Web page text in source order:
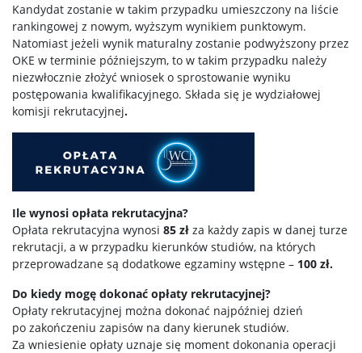
Kandydat zostanie w takim przypadku umieszczony na liście
rankingowej z nowym, wyższym wynikiem punktowym.
Natomiast jeżeli wynik maturalny zostanie podwyższony przez
OKE w terminie późniejszym, to w takim przypadku należy
niezwłocznie złożyć wniosek o sprostowanie wyniku
postępowania kwalifikacyjnego. Składa się je wydziałowej
komisji rekrutacyjnej.
Ile wynosi opłata rekrutacyjna?
Opłata rekrutacyjna wynosi 85 zł za każdy zapis w danej turze
rekrutacji, a w przypadku kierunków studiów, na których
przeprowadzane są dodatkowe egzaminy wstępne – 100 zł.
Do kiedy mogę dokonać opłaty rekrutacyjnej?
Opłaty rekrutacyjnej można dokonać najpóźniej dzień
po zakończeniu zapisów na dany kierunek studiów.
Za wniesienie opłaty uznaje się moment dokonania operacji